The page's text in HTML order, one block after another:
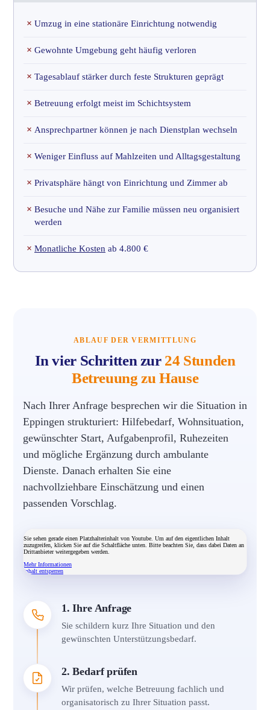
× Umzug in eine stationäre Einrichtung notwendig
× Gewohnte Umgebung geht häufig verloren
× Tagesablauf stärker durch feste Strukturen geprägt
× Betreuung erfolgt meist im Schichtsystem
× Ansprechpartner können je nach Dienstplan wechseln
× Weniger Einfluss auf Mahlzeiten und Alltagsgestaltung
× Privatsphäre hängt von Einrichtung und Zimmer ab
× Besuche und Nähe zur Familie müssen neu organisiert
werden
× Monatliche Kosten ab 4.800 €
Sie sehen gerade einen Platzhalterinhalt von Youtube. Um auf den eigentlichen Inhalt
zuzugreifen, klicken Sie auf die Schaltfläche unten. Bitte beachten Sie, dass dabei Daten an
Drittanbieter weitergegeben werden.
Mehr Informationen
Inhalt entsperren
ABLAUF DER VERMITTLUNG
In vier Schritten zur 24 Stunden
Betreuung zu Hause
Nach Ihrer Anfrage besprechen wir die Situation in
Eppingen strukturiert: Hilfebedarf, Wohnsituation,
gewünschter Start, Aufgabenprofil, Ruhezeiten
und mögliche Ergänzung durch ambulante
Dienste. Danach erhalten Sie eine
nachvollziehbare Einschätzung und einen
passenden Vorschlag.
1. Ihre Anfrage
Sie schildern kurz Ihre Situation und den
gewünschten Unterstützungsbedarf.
2. Bedarf prüfen
Wir prüfen, welche Betreuung fachlich und
organisatorisch zu Ihrer Situation passt.